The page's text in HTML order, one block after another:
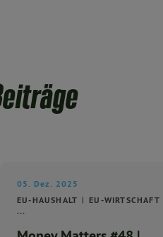
05. Dez. 2025
EU-HAUSHALT
EU-WIRTSCHAFT
...